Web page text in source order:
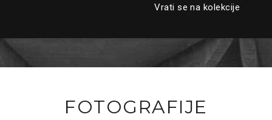
Vrati se na kolekcije
FOTOGRAFIJE